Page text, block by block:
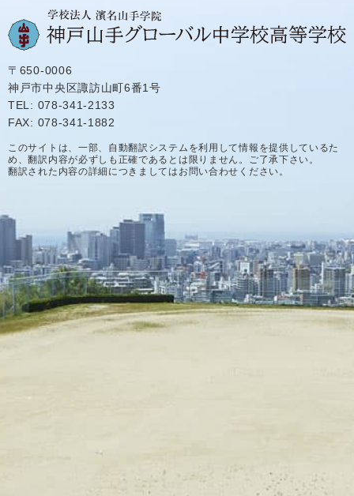
〒650-0006
神戸市中央区諏訪山町6番1号
TEL: 078-341-2133
FAX: 078-341-1882
このサイトは、一部、自動翻訳システムを利用して情報を提供しているた
め、翻訳内容が必ずしも正確であるとは限りません。ご了承下さい。
翻訳された内容の詳細につきましてはお問い合わせください。